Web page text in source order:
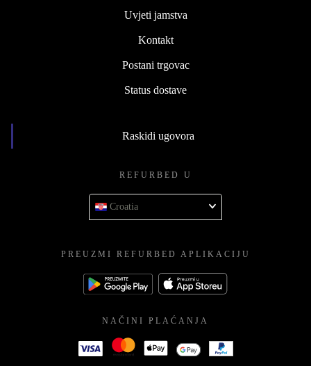
Uvjeti jamstva
Kontakt
Postani trgovac
Status dostave
Raskidi ugovora
REFURBED U
Croatia
PREUZMI REFURBED APLIKACIJU
NAČINI PLAĆANJA